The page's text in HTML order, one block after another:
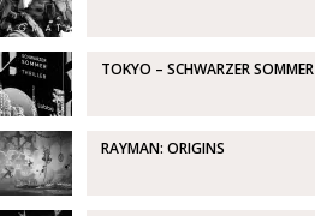
TOKYO – SCHWARZER SOMMER
RAYMAN: ORIGINS